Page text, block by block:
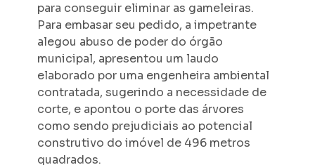
para conseguir eliminar as gameleiras.
Para embasar seu pedido, a impetrante
alegou abuso de poder do órgão
municipal, apresentou um laudo
elaborado por uma engenheira ambiental
contratada, sugerindo a necessidade de
corte, e apontou o porte das árvores
como sendo prejudiciais ao potencial
construtivo do imóvel de 496 metros
quadrados.